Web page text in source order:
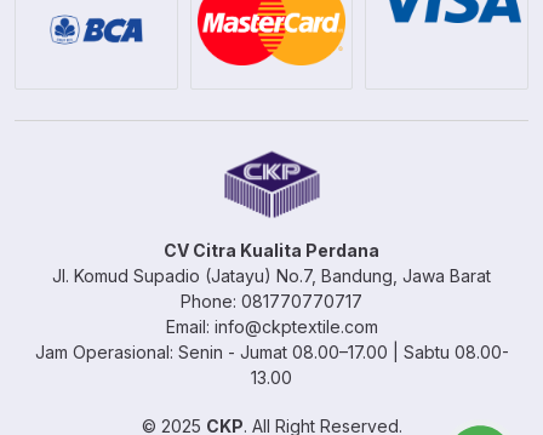
CV Citra Kualita Perdana
Jl. Komud Supadio (Jatayu) No.7, Bandung, Jawa Barat
Phone: 081770770717
Email: info@ckptextile.com
Jam Operasional: Senin - Jumat 08.00–17.00 | Sabtu 08.00-
13.00
© 2025 CKP. All Right Reserved.